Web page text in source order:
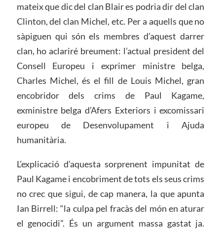
mateix que dic del clan Blair es podria dir del clan
Clinton, del clan Michel, etc. Per a aquells que no
sàpiguen qui són els membres d’aquest darrer
clan, ho aclariré breument: l’actual president del
Consell Europeu i exprimer ministre belga,
Charles Michel, és el fill de Louis Michel, gran
encobridor dels crims de Paul Kagame,
exministre belga d’Afers Exteriors i excomissari
europeu de Desenvolupament i Ajuda
humanitària.
L’explicació d’aquesta sorprenent impunitat de
Paul Kagame i encobriment de tots els seus crims
no crec que sigui, de cap manera, la que apunta
Ian Birrell: “la culpa pel fracàs del món en aturar
el genocidi”. És un argument massa gastat ja.